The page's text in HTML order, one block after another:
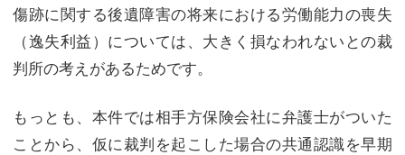
傷跡に関する後遺障害の将来における労働能力の喪失
（逸失利益）については、大きく損なわれないとの裁
判所の考えがあるためです。
もっとも、本件では相手方保険会社に弁護士がついた
ことから、仮に裁判を起こした場合の共通認識を早期